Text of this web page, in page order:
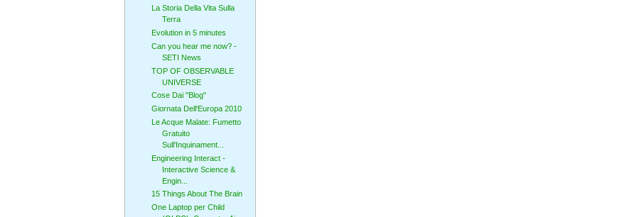
La Storia Della Vita Sulla
Terra
Evolution in 5 minutes
Can you hear me now? -
SETI News
TOP OF OBSERVABLE
UNIVERSE
Cose Dai "Blog"
Giornata Dell'Europa 2010
Le Acque Malate: Fumetto
Gratuito
Sull'Inquinament...
Engineering Interact -
Interactive Science &
Engin...
15 Things About The Brain
One Laptop per Child